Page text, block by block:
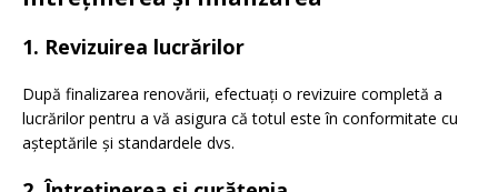
1. Revizuirea lucrărilor
După finalizarea renovării, efectuați o revizuire completă a
lucrărilor pentru a vă asigura că totul este în conformitate cu
așteptările și standardele dvs.